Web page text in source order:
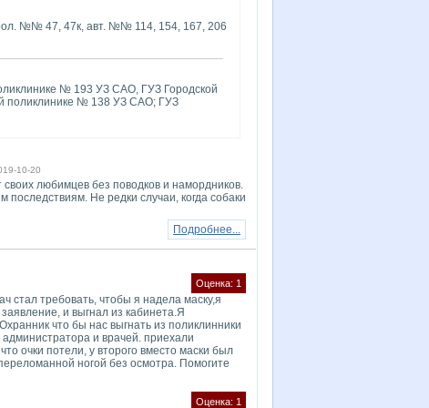
№№ 47, 47к, авт. №№ 114, 154, 167, 206
№ 193 УЗ САО, ГУЗ Городской
поликлинике № 138 УЗ САО; ГУЗ
10-20
любимцев без поводков и намордников.
последствиям. Не редки случаи, когда собаки
Подробнее...
Оценка: 1
стал требовать, чтобы я надела маску,я
и выгнал из кабинета.Я
что бы нас выгнать из поликлинники
и врачей. приехали
очки потели, у второго вместо маски был
ногой без осмотра. Помогите
Оценка: 1